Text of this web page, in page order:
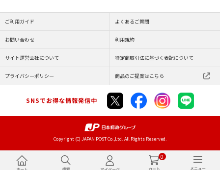
0
ご利用ガイド よくあるご質問
お問い合わせ 利用規約
サイト運営会社について 特定商取引法に基づく表記について
プライバシーポリシー 商品のご提案はこちら
SNSでお得な情報発信中
Copyright (C) JAPAN POST Co.,Ltd. All Rights Reserved.